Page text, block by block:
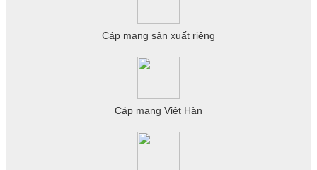
Cáp mang sản xuất riêng
Cáp mạng Việt Hàn